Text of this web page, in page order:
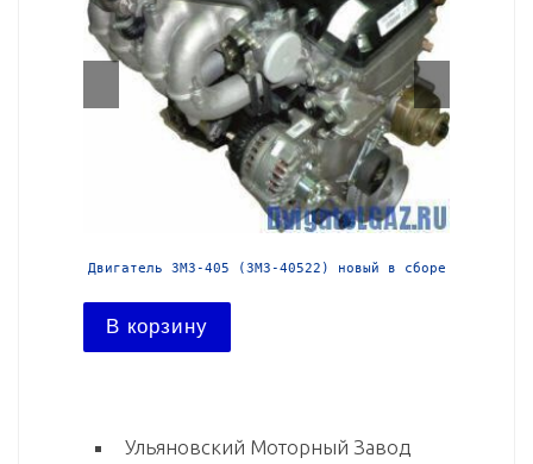
Двигатель ЗМЗ-405 (ЗМЗ-40522) новый в сборе
В корзину
Ульяновский Моторный Завод